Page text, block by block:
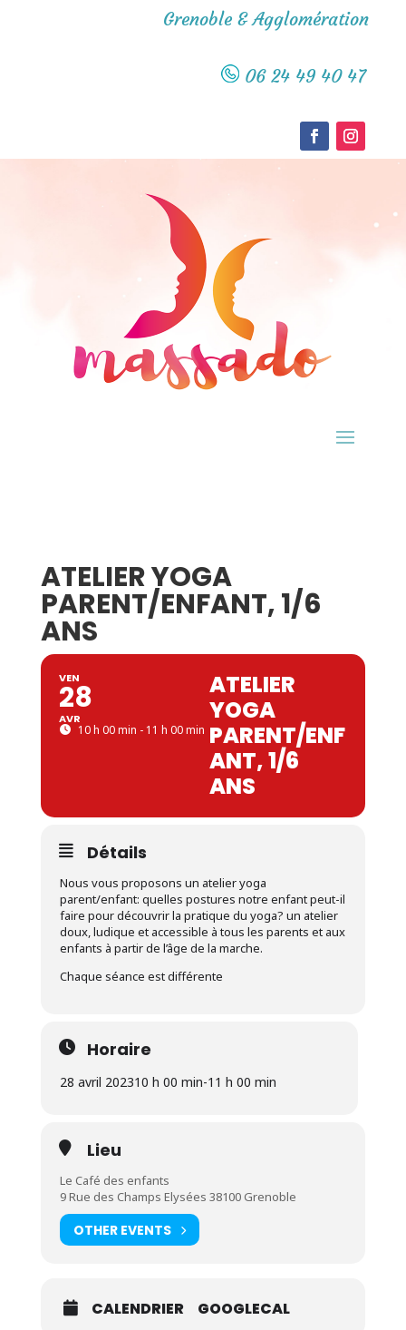
Grenoble & Agglomération
06 24 49 40 47
ATELIER YOGA
PARENT/ENFANT, 1/6
ANS
VEN
28
AVR
10 h 00 min - 11 h 00 min
ATELIER
YOGA
PARENT/ENF
ANT, 1/6
ANS
Détails
Nous vous proposons un atelier yoga
parent/enfant: quelles postures notre enfant peut-il
faire pour découvrir la pratique du yoga? un atelier
doux, ludique et accessible à tous les parents et aux
enfants à partir de l’âge de la marche.
Chaque séance est différente
Horaire
28 avril 202310 h 00 min-11 h 00 min
Lieu
Le Café des enfants
9 Rue des Champs Elysées 38100 Grenoble
OTHER EVENTS
CALENDRIER GOOGLECAL